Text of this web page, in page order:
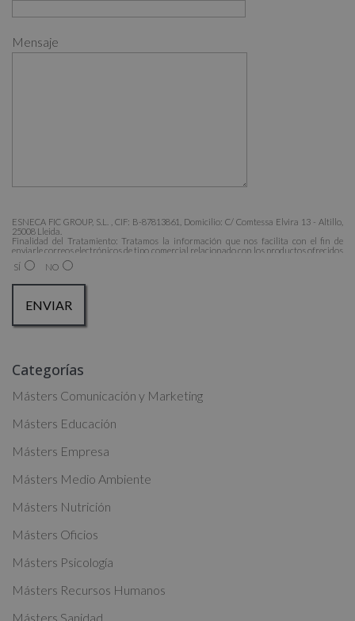
Mensaje
ESNECA FIC GROUP, S.L. , CIF: B-87813861, Domicilio: C/ Comtessa Elvira 13 - Altillo,
25008 Lleida.
Finalidad del Tratamiento: Tratamos la información que nos facilita con el fin de
enviarle correos electrónicos de tipo comercial relacionado con los productos ofrecidos
y otros tipo de productos que fueran de su interés.
Legitimación del tratamiento: Consentimiento del interesado.
la dirección admin@grupoesneca.com.
Desea recibir información comercial (vía telefónica y/o email):
SÍ NO
l
t
n
a
v
e
:
Categorías
Másters Comunicación y Marketing
Másters Educación
Másters Empresa
Másters Medio Ambiente
Másters Nutrición
Másters Oficios
Másters Psicología
Másters Recursos Humanos
Másters Sanidad